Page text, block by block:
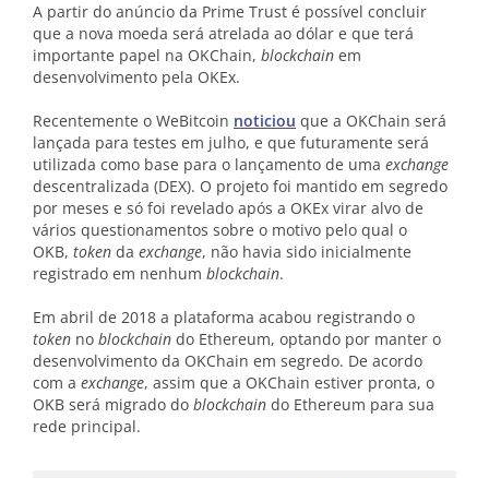
A partir do anúncio da Prime Trust é possível concluir
que a nova moeda será atrelada ao dólar e que terá
importante papel na OKChain, blockchain em
desenvolvimento pela OKEx.
Recentemente o WeBitcoin noticiou que a OKChain será
lançada para testes em julho, e que futuramente será
utilizada como base para o lançamento de uma exchange
descentralizada (DEX). O projeto foi mantido em segredo
por meses e só foi revelado após a OKEx virar alvo de
vários questionamentos sobre o motivo pelo qual o
OKB, token da exchange, não havia sido inicialmente
registrado em nenhum blockchain.
Em abril de 2018 a plataforma acabou registrando o
token no blockchain do Ethereum, optando por manter o
desenvolvimento da OKChain em segredo. De acordo
com a exchange, assim que a OKChain estiver pronta, o
OKB será migrado do blockchain do Ethereum para sua
rede principal.